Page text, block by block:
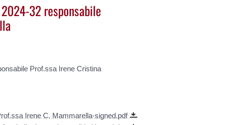
32 responsabile
Prof.ssa Irene Cristina
Irene C. Mammarella-signed.pdf